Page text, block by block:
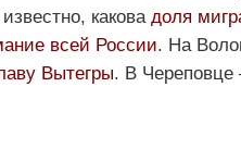
какова доля
всей России. На
Вытегры. В Череповце